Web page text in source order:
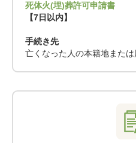
死体火(埋)葬許可申請書
【7日以内】
手続き先
亡くなった人の本籍地また